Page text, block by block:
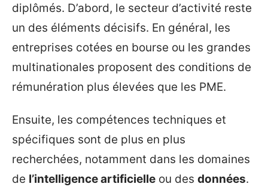
diplômés. D’abord, le secteur d’activité reste
un des éléments décisifs. En général, les
entreprises cotées en bourse ou les grandes
multinationales proposent des conditions de
rémunération plus élevées que les PME.
Ensuite, les compétences techniques et
spécifiques sont de plus en plus
recherchées, notamment dans les domaines
de l’intelligence artificielle ou des données.